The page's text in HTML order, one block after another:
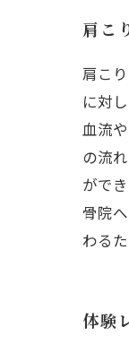
肩こ
肩こ
に対
血流
の流
がで
骨院
わる
体験